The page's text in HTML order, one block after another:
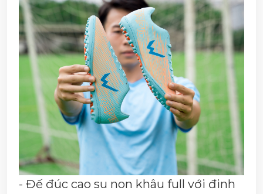
- Đế đúc cao su non khâu full với đinh